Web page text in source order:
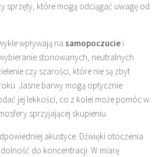
sprzęty, które mogą odciągać uwagę od
wpływają na samopoczucie i
wybieranie stonowanych, neutralnych
czy szarości, które nie są zbyt
Jasne barwy mogą optycznie
jej lekkości, co z kolei może pomóc w
sprzyjającej skupieniu.
akustyce. Dźwięki otoczenia
do koncentracji. W miarę